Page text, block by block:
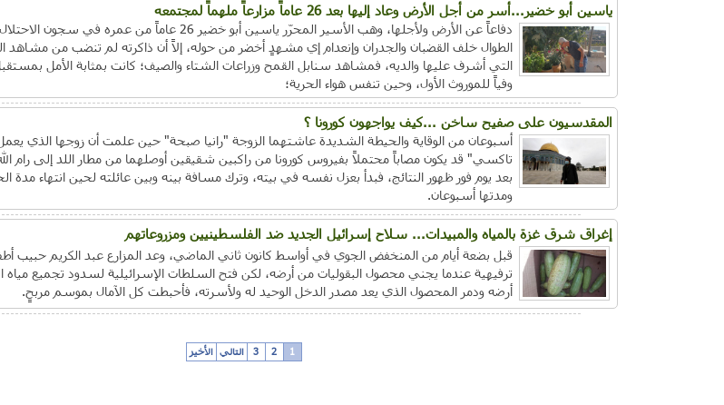
ياسين أبو خضير...أُسر من أجل الأرض وعاد إليها بعد 26 عاماً مزارعاً ملهماً لمجتمعه
دفاعاً عن الأرض ولأجلها، وهب الأسير المحرّر ياسين أبو خضير 26 عاماً من
الطوال خلف القضبان والجدران وإنعدام إي مشهدٍ أخضر من حوله، إلاً أن ذاكرته لم تنضب من مشاهد
التي أشرف عليها والديه، فمشاهد سنابل القمح وزراعات الشتاء والصيف؛ كانت بمثابة الأمل
وفياً للموروث الأول، وحين تنفس هواء الحرية؛
المقدسيون على صفيح ساخن ...كيف يواجهون كورونا ؟
أسبوعان من الوقاية والحيطة الشديدة عاشتهما الزوجة "رانيا صبحة" حين علمت أن زوجها الذي
تاكسي" قد يكون مصاباً محتملاً بفيروس كورونا من راكبين شقيقين أوصلهما من مطار اللد إلى رام
بعد يوم فور ظهور النتائج، فبدأ بعزل نفسه في بيته، وترك مسافة بينه وبين عائلته لحين انتهاء مدة
ومدتها أسبوعان.
إغراق شرق غزة بالمياه والمبيدات... سلاح إسرائيل الجديد ضد الفلسطينيين ومزروعاتهم
قبل بضعة أيام من المنخفض الجوي في أواسط كانون ثاني الماضي، وعد المزارع عبد الكريم حبيب
ترفيهية عندما يجني محصول البقوليات من أرضه، لكن فتح السلطات الإسرائيلية لسدود تجميع مياه
أرضه ودمر المحصول الذي يعد مصدر الدخل الوحيد له ولأسرته، فأحبطت كل الآمال بموسم مربحٍ.
1
2
3 التالي الأخير